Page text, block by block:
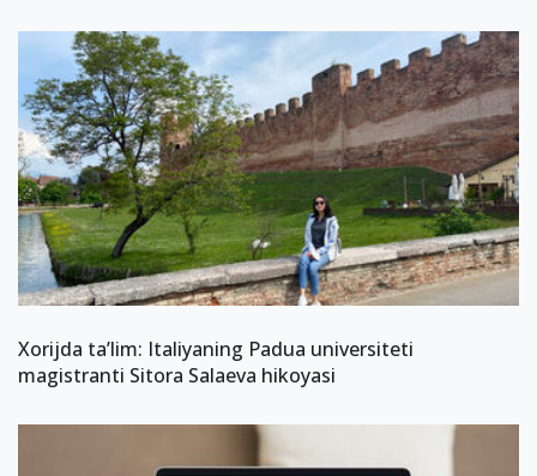
Xorijda ta’lim: Italiyaning Padua universiteti
magistranti Sitora Salaeva hikoyasi